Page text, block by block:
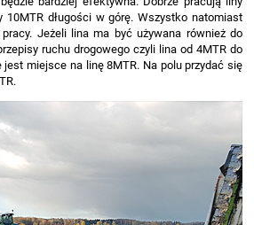
10MTR długości w górę. Wszystko natomiast
Jeżeli lina ma być używana również do
ruchu drogowego czyli lina od 4MTR do
jest miejsce na linę 8MTR. Na polu przydać się